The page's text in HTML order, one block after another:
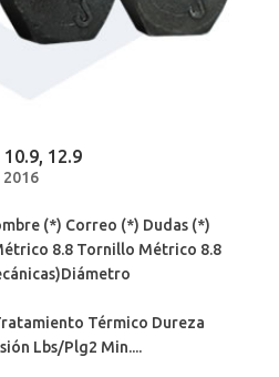
12.9
2016
(*) Correo (*) Dudas (*)
8.8 Tornillo Métrico 8.8
Térmico Dureza
Lbs/Plg2 Min....